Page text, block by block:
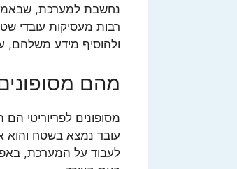
נחשבת למערכת, שבאמת
רבות מעסיקות עובדי
ולהוסיף מידע משלהם,
מהם
מסופונים לפריוריטי
עובד נמצא בשטח והוא
לעבוד על המערכת,